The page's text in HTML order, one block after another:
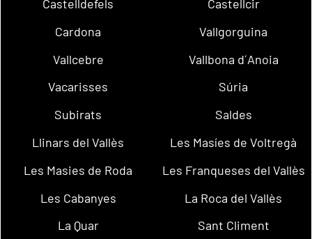
Castelldefels
Castellcir
Cardona
Vallgorguina
Vallcebre
Vallbona d´Anoia
Vacarisses
Súria
Subirats
Saldes
Llinars del Vallès
Les Masíes de Voltregà
Les Masies de Roda
Les Franqueses del Vallès
Les Cabanyes
La Roca del Vallès
La Quar
Sant Climent